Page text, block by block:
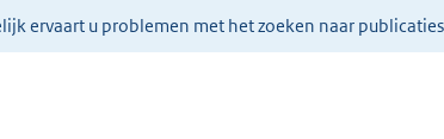
ervaart u problemen met het zoeken naar